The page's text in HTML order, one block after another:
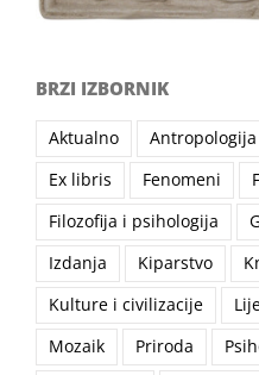
BRZI IZBORNIK
Aktualno Antropologija
Ex libris
Fenomeni
Filozofija i psihologija
Izdanja
Kiparstvo
Kulture i civilizacije
Mozaik
Priroda